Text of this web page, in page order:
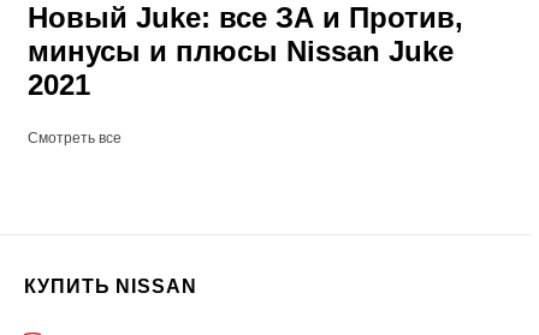
Новый Juke: все ЗА и Против,
минусы и плюсы Nissan Juke
2021
Смотреть все
КУПИТЬ NISSAN